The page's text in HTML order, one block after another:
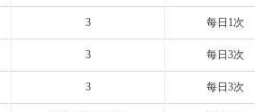
3 每日1次
3 每日3次
3 每日3次